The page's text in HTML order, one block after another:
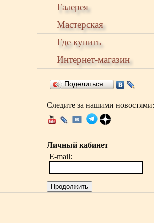
Галерея
Мастерская
Где купить
Интернет-магазин
Поделиться…
Следите за нашими новостями:
Личный кабинет
E-mail:
Продолжить